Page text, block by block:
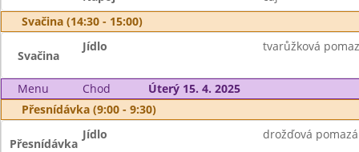
Svačina (14:30 - 15:00)
Svačina
Jídlo tvarůžková
Menu Chod
Úterý 15. 4. 2025
Přesnídávka (9:00 - 9:30)
Přesnídávka
Jídlo drožďová